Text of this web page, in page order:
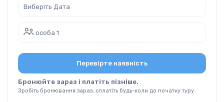
особа 1
Перевірте наявність
Бронюйте зараз і платіть пізніше.
Зробіть бронювання зараз, сплатіть будь-коли до початку туру.